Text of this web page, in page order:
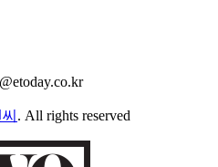
. All rights reserved